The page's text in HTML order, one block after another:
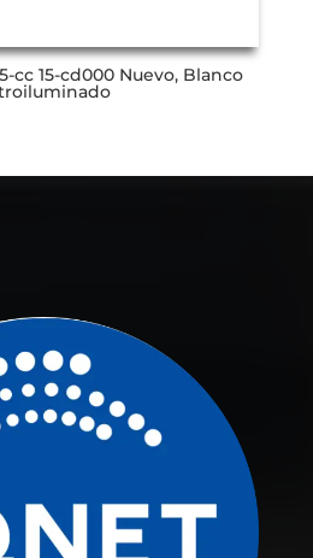
cc 15-cd000 Nuevo, Blanco